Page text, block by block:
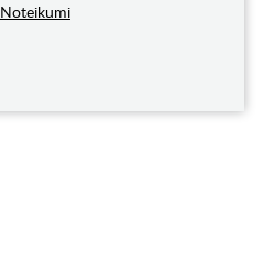
Noteikumi